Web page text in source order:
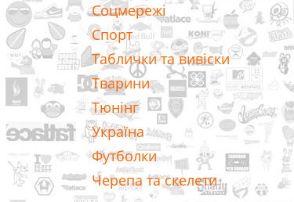
Соцмережі
Спорт
Таблички та вивіски
Тварини
Тюнінг
Україна
Футболки
Черепа та скелети